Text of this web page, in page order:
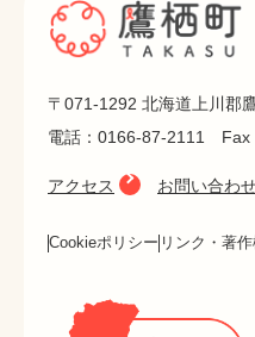
〒071-1292 北海道上川郡
電話：0166-87-2111 Fax
アクセス お問い合わ
Cookieポリシー リンク・著